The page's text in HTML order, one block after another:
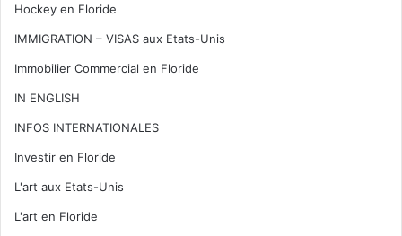
Hockey en Floride
IMMIGRATION – VISAS aux Etats-Unis
Immobilier Commercial en Floride
IN ENGLISH
INFOS INTERNATIONALES
Investir en Floride
L'art aux Etats-Unis
L'art en Floride